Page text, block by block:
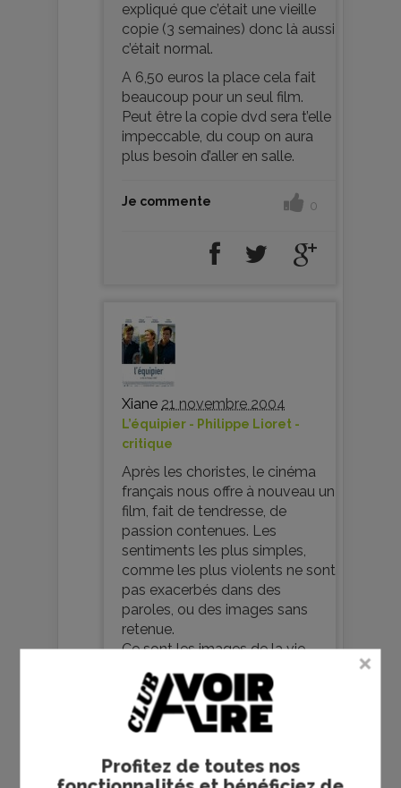
Profitez de toutes nos
expliqué que c’était une vieille
copie (3 semaines) donc là aussi
c’était normal.
A 6,50 euros la place cela fait
beaucoup pour un seul film.
Peut être la copie dvd sera t’elle
impeccable, du coup on aura
plus besoin d’aller en salle.
Je commente 0
Xiane 21 novembre 2004
L’équipier - Philippe Lioret -
critique
Après les choristes, le cinéma
français nous offre à nouveau un
film, fait de tendresse, de
passion contenues. Les
sentiments les plus simples,
comme les plus violents ne sont
pas exacerbés dans des
paroles, ou des images sans
retenue.
Ce sont les images de la vie,
d’une vie faite de labeur, de joie,
de passion , de drames, qui ne
s’étalent pas sur la place
publique, mais sont
Bravo, pour les images